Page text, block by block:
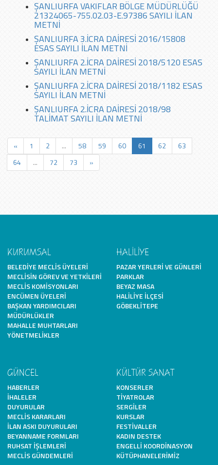
ŞANLIURFA VAKIFLAR BÖLGE MÜDÜRLÜĞÜ
21324065-755.02.03-E.97386 SAYILI İLAN
METNİ
ŞANLIURFA 3.İCRA DAİRESİ 2016/15808
ESAS SAYILI İLAN METNİ
ŞANLIURFA 2.İCRA DAİRESİ 2018/5120 ESAS
SAYILI İLAN METNİ
ŞANLIURFA 2.İCRA DAİRESİ 2018/1182 ESAS
SAYILI İLAN METNİ
ŞANLIURFA 2.İCRA DAİRESİ 2018/98
TALİMAT SAYILI İLAN METNİ
« 1 2 ... 58 59 60 61 62
63
64
... 72 73 »
KURUMSAL
BELEDIYE MECLIS ÜYELERI
MECLISIN GÖREV VE YETKILERI
MECLIS KOMISYONLARI
ENCÜMEN ÜYELERI
BAŞKAN YARDIMCILARI
MÜDÜRLÜKLER
MAHALLE MUHTARLARI
YÖNETMELIKLER
HALİLİYE
PAZAR YERLERI VE GÜNLERI
PARKLAR
BEYAZ MASA
HALILIYE İLÇESI
GÖBEKLITEPE
GÜNCEL
HABERLER
İHALELER
DUYURULAR
MECLIS KARARLARI
İLAN ASKI DUYURULARI
BEYANNAME FORMLARI
RUHSAT İŞLEMLERI
MECLIS GÜNDEMLERI
KÜLTÜR SANAT
KONSERLER
TIYATROLAR
SERGILER
KURSLAR
FESTIVALLER
KADIN DESTEK
ENGELLI KOORDINASYON
KÜTÜPHANELERIMIZ